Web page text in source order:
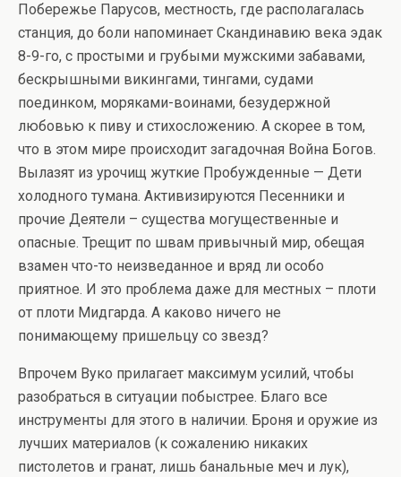
Побережье Парусов, местность, где располагалась
станция, до боли напоминает Скандинавию века эдак
8-9-го, с простыми и грубыми мужскими забавами,
бескрышными викингами, тингами, судами
поединком, моряками-воинами, безудержной
любовью к пиву и стихосложению. А скорее в том,
что в этом мире происходит загадочная Война Богов.
Вылазят из урочищ жуткие Пробужденные — Дети
холодного тумана. Активизируются Песенники и
прочие Деятели – существа могущественные и
опасные. Трещит по швам привычный мир, обещая
взамен что-то неизведанное и вряд ли особо
приятное. И это проблема даже для местных – плоти
от плоти Мидгарда. А каково ничего не
понимающему пришельцу со звезд?
Впрочем Вуко прилагает максимум усилий, чтобы
разобраться в ситуации побыстрее. Благо все
инструменты для этого в наличии. Броня и оружие из
лучших материалов (к сожалению никаких
пистолетов и гранат, лишь банальные меч и лук),